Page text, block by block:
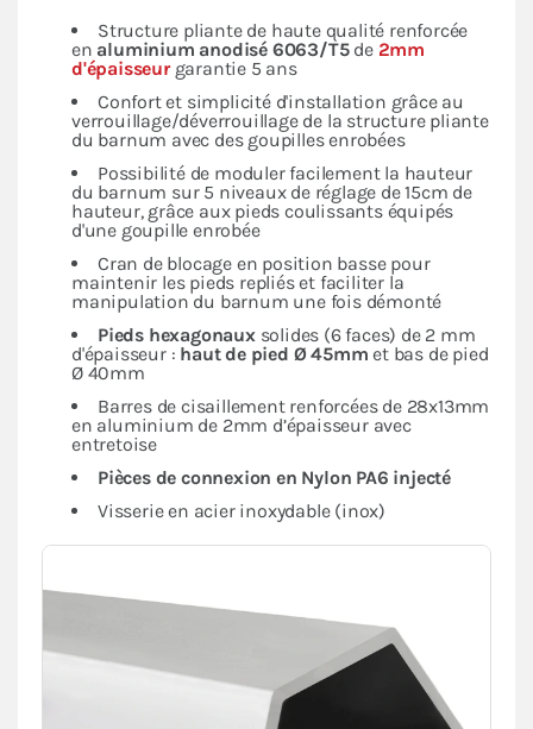
Structure pliante de haute qualité renforcée
en aluminium anodisé 6063/T5de 2mm
d'épaisseurgarantie 5 ans
Confort et simplicité d'installation grâce au
verrouillage/déverrouillage de la structure pliante
du barnum avec des goupilles enrobées
Possibilité de moduler facilement la hauteur
du barnum sur 5 niveaux de réglage de 15cm de
hauteur, grâce aux pieds coulissants équipés
d'une goupille enrobée
Cran de blocage en position basse pour
maintenir les pieds repliés et faciliter la
manipulation du barnum une fois démonté
Pieds hexagonauxsolides (6 faces) de 2 mm
d'épaisseur : haut de pied Ø 45mm et bas de pied
Ø 40mm
Barres de cisaillement renforcées de 28x13mm
en aluminium de 2mm d’épaisseur avec
entretoise
Pièces de connexion en Nylon PA6 injecté
Visserie en acier inoxydable (inox)